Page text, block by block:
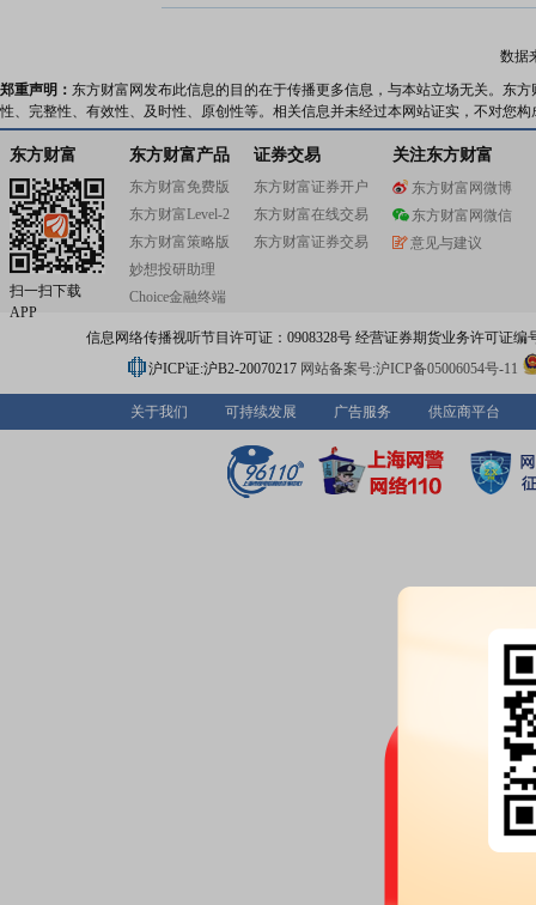
2026-07-17
322.8万元
2026-07-16
大宗交易： 2026年07月16日共
332.25万元
大宗交易：2026年07月15日共
332.7万元
2026-07-03
2026年07月02日共
2026年07月01日共
数据
郑重声明： 东方财富网发布此信息的目的在于传播更多信息，与本站立场无关。东
性、完整性、有效性、及时性、原创性等。相关信息并未经过本网站证实，不对您
东方财富
扫一扫下载
APP
东方财富产品
东方财富免费版
东方财富Level-2
东方财富策略版
妙想投研助理
Choice金融终端
证券交易
东方财富证券开户
东方财富在线交易
东方财富证券交易
关注东方财富
东方财富网微博
东方财富网微信
意见与建议
信息网络传播视听节目许可证：0908328号 经营证券期货业务许可证编
沪ICP证:沪B2-20070217 网站备案号:沪ICP备05006054号-11
关于我们 可持续发展 广告服务 供应商平台